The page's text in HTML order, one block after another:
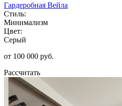
Гардеробная Вейла
Стиль:
Минимализм
Цвет:
Серый
от 100 000 руб.
Рассчитать